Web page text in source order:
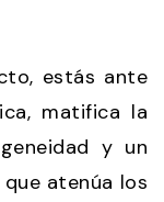
estás ante
matifica la
y un
atenúa los